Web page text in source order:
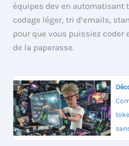
équipes dev en automatisant
codage léger, tri d’emails,
pour que vous puissiez coder
de la paperasse.